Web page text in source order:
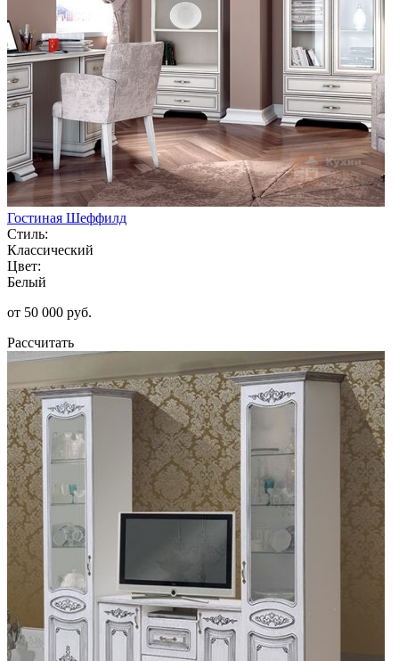
Гостиная Шеффилд
Стиль:
Классический
Цвет:
Белый
от 50 000 руб.
Рассчитать